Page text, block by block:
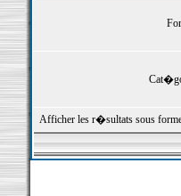
Afficher les r�sultats sous